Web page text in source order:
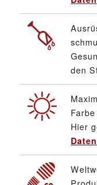
den
Hier
Daten